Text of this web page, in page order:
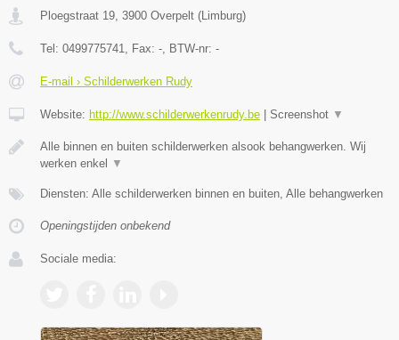
Ploegstraat 19, 3900 Overpelt (Limburg)
Tel: 0499775741, Fax: -, BTW-nr: -
E-mail › Schilderwerken Rudy
Website: http://www.schilderwerkenrudy.be Screenshot ▼
Alle binnen en buiten schilderwerken alsook behangwerken. Wij
werken enkel
▼
Diensten: Alle schilderwerken binnen en buiten, Alle behangwerken
Openingstijden onbekend
Sociale media: